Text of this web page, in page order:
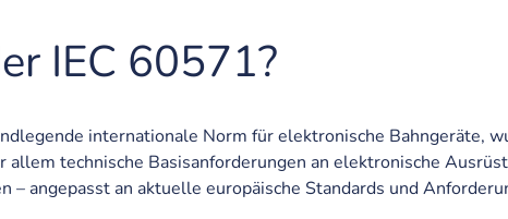
IEC 60571?
internationale Norm für elektronische Bahngeräte,
technische Basisanforderungen an elektronische
– angepasst an aktuelle europäische Standards und